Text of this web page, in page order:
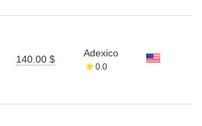
140.00 $
Adexico
0.0